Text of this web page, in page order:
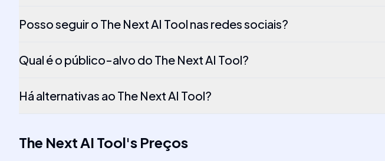
Posso seguir o The Next AI Tool nas redes sociais?
Qual é o público-alvo do The Next AI Tool?
Há alternativas ao The Next AI Tool?
The Next AI Tool's Preços